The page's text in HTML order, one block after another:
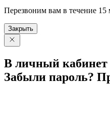
Перезвоним вам в течение 15
Закрыть
В личный кабинет
Забыли пароль?